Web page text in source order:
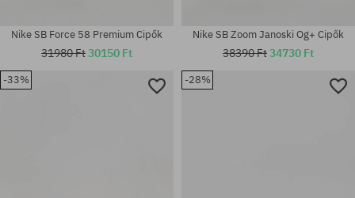
38; 38.5; 39; 40; 40.5; 41; 42;
42.5; 43; 44; 44.5; 45; 45.5; 46;
Nike SB Force 58 Premium Cipők
31980 Ft30150 Ft
Nike SB Zoom Janoski Og+ Cipők
38390 Ft34730 Ft
-33% -28%